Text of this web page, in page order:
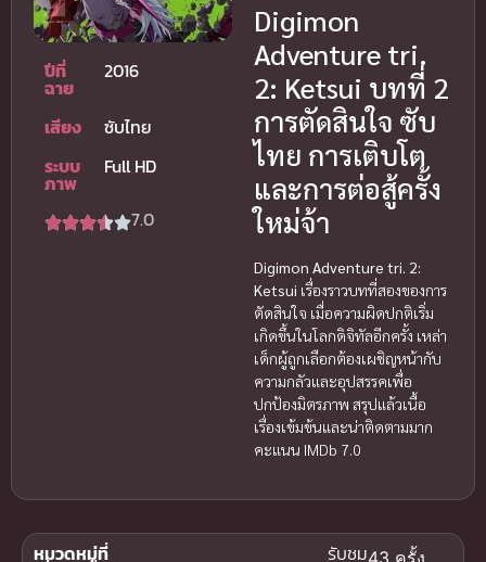
ปีที่
ฉาย
2016
เสียง
ซับไทย
ระบบ
ภาพ
Full HD
7.0
Digimon
Adventure tri.
2: Ketsui บทที่ 2
การตัดสินใจ ซับ
ไทย การเติบโต
และการต่อสู้ครั้ง
ใหม่จ้า
Digimon Adventure tri. 2:
Ketsui เรื่องราวบทที่สองของการ
ตัดสินใจ เมื่อความผิดปกติเริ่ม
เกิดขึ้นในโลกดิจิทัลอีกครั้ง เหล่า
เด็กผู้ถูกเลือกต้องเผชิญหน้ากับ
ความกลัวและอุปสรรคเพื่อ
ปกป้องมิตรภาพ สรุปแล้วเนื้อ
เรื่องเข้มข้นและน่าติดตามมาก
คะแนน IMDb 7.0
รับชม43 ครั้ง
หมวดหมู่ที่